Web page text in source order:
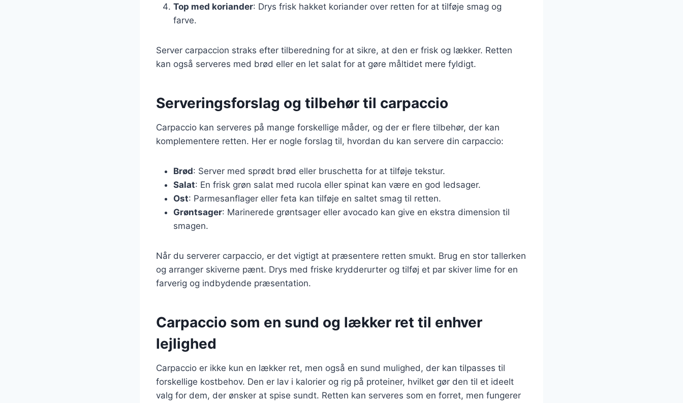
Top med koriander: Drys frisk hakket koriander over retten for at tilføje smag og
farve.
Server carpaccion straks efter tilberedning for at sikre, at den er frisk og lækker. Retten
kan også serveres med brød eller en let salat for at gøre måltidet mere fyldigt.
Serveringsforslag og tilbehør til carpaccio
Carpaccio kan serveres på mange forskellige måder, og der er flere tilbehør, der kan
komplementere retten. Her er nogle forslag til, hvordan du kan servere din carpaccio:
Brød: Server med sprødt brød eller bruschetta for at tilføje tekstur.
Salat: En frisk grøn salat med rucola eller spinat kan være en god ledsager.
Ost: Parmesanflager eller feta kan tilføje en saltet smag til retten.
Grøntsager: Marinerede grøntsager eller avocado kan give en ekstra dimension til
smagen.
Når du serverer carpaccio, er det vigtigt at præsentere retten smukt. Brug en stor tallerken
og arranger skiverne pænt. Drys med friske krydderurter og tilføj et par skiver lime for en
farverig og indbydende præsentation.
Carpaccio som en sund og lækker ret til enhver
lejlighed
Carpaccio er ikke kun en lækker ret, men også en sund mulighed, der kan tilpasses til
forskellige kostbehov. Den er lav i kalorier og rig på proteiner, hvilket gør den til et ideelt
valg for dem, der ønsker at spise sundt. Retten kan serveres som en forret, men fungerer